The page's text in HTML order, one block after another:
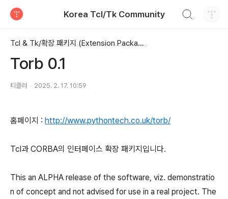
Korea Tcl/Tk Community
Tcl & Tk/확장 패키지 (Extension Package)
Torb 0.1
티클러 2025. 2. 17. 10:59
홈페이지 : http://www.pythontech.co.uk/torb/
Tcl과 CORBA의 인터페이스 확장 패키지입니다.
This an ALPHA release of the software, viz. demonstratio
n of concept and not advised for use in a real project. The